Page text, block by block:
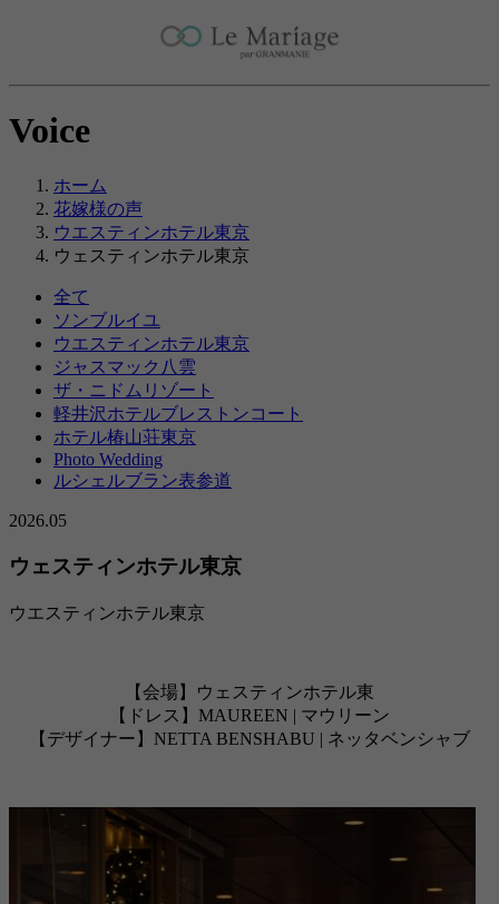
Voice
ホーム
花嫁様の声
ウエスティンホテル東京
ウェスティンホテル東京
全て
ソンブルイユ
ウエスティンホテル東京
ジャスマック八雲
ザ・ニドムリゾート
軽井沢ホテルブレストンコート
ホテル椿山荘東京
Photo Wedding
ルシェルブラン表参道
2026.05
ウェスティンホテル東京
ウエスティンホテル東京
【会場】ウェスティンホテル東
【ドレス】MAUREEN | マウリーン
【デザイナー】NETTA BENSHABU | ネッタベンシャブ